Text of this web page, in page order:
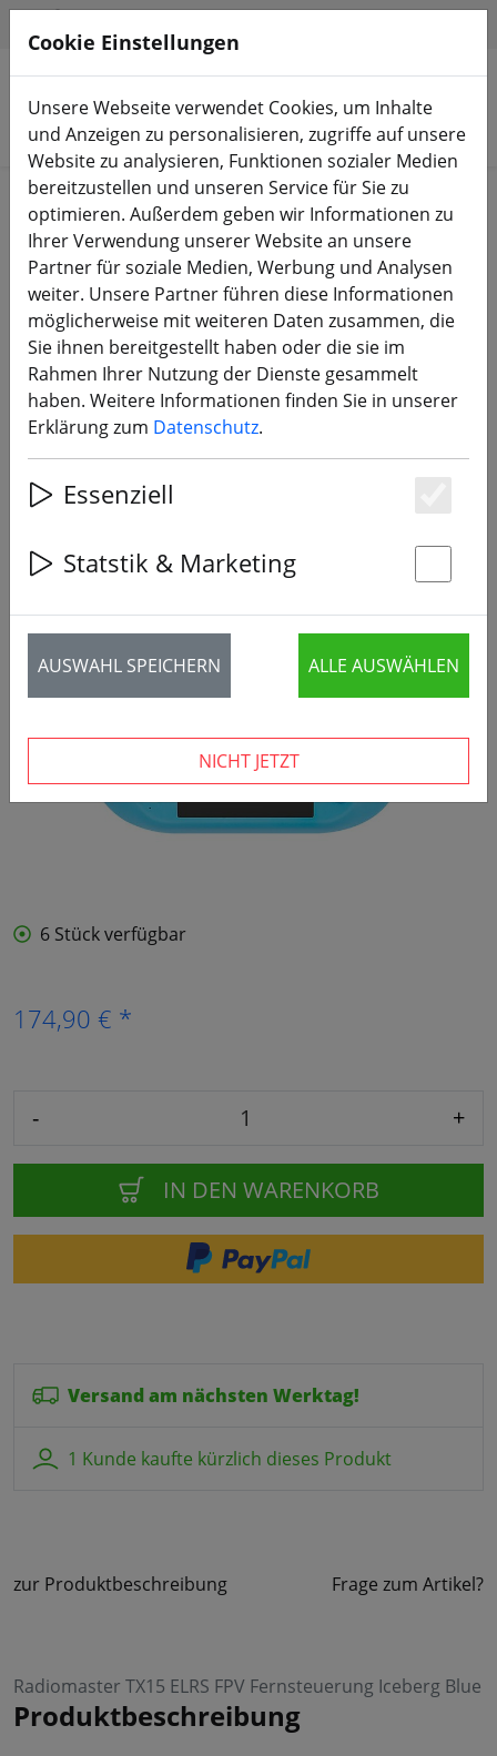
Produkte suchen
Start Equipment RC Fernsteuerung RC-Sender
Radiomaster TX15 ELRS FPV
Fernsteuerung Iceberg Blue
6 Stück verfügbar
174,90 € *
- +
IN DEN WARENKORB
Versand am nächsten Werktag!
1 Kunde kaufte kürzlich dieses Produkt
zur Produktbeschreibung Frage zum Artikel?
Radiomaster TX15 ELRS FPV Fernsteuerung Iceberg Blue
Produktbeschreibung
Cookie Einstellungen
Unsere Webseite verwendet Cookies, um Inhalte
und Anzeigen zu personalisieren, zugriffe auf unsere
Website zu analysieren, Funktionen sozialer Medien
bereitzustellen und unseren Service für Sie zu
optimieren. Außerdem geben wir Informationen zu
Ihrer Verwendung unserer Website an unsere
Partner für soziale Medien, Werbung und Analysen
weiter. Unsere Partner führen diese Informationen
möglicherweise mit weiteren Daten zusammen, die
Sie ihnen bereitgestellt haben oder die sie im
Rahmen Ihrer Nutzung der Dienste gesammelt
haben. Weitere Informationen finden Sie in unserer
Erklärung zum Datenschutz.
Essenziell
Statstik & Marketing
AUSWAHL SPEICHERN ALLE AUSWÄHLEN
NICHT JETZT